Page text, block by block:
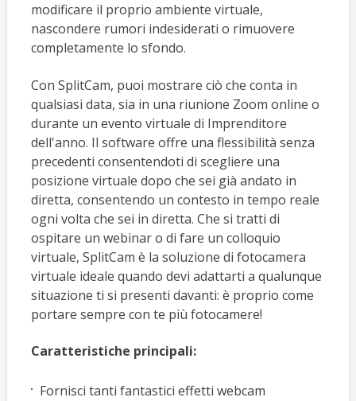
modificare il proprio ambiente virtuale,
nascondere rumori indesiderati o rimuovere
completamente lo sfondo.
Con SplitCam, puoi mostrare ciò che conta in
qualsiasi data, sia in una riunione Zoom online o
durante un evento virtuale di Imprenditore
dell'anno. Il software offre una flessibilità senza
precedenti consentendoti di scegliere una
posizione virtuale dopo che sei già andato in
diretta, consentendo un contesto in tempo reale
ogni volta che sei in diretta. Che si tratti di
ospitare un webinar o di fare un colloquio
virtuale, SplitCam è la soluzione di fotocamera
virtuale ideale quando devi adattarti a qualunque
situazione ti si presenti davanti: è proprio come
portare sempre con te più fotocamere!
Caratteristiche principali:
Fornisci tanti fantastici effetti webcam